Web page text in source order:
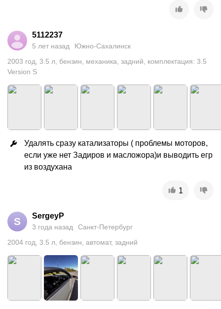
5112237
5 лет назад
Южно-Сахалинск
2003 год 3.5 л бензин механика задний
комплектация: 3.5
Version S
Удалять сразу катализаторы ( проблемы моторов,
если уже нет Задиров и масложора)и выводить егр
из воздухана
1
S SergeyP
3 года назад
Санкт-Петербург
2004 год 3.5 л бензин автомат, задний